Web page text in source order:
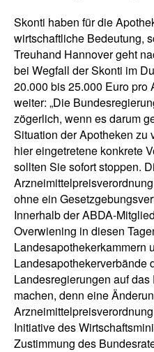
Skonti haben für die
wirtschaftliche Bedeutung,
Treuhand Hannover geht
bei Wegfall der Skonti im
20.000 bis 25.000 Euro pro
weiter: „Die
zögerlich, wenn es darum
Situation der Apotheken zu
hier eingetretene konkrete
sollten Sie sofort stoppen.
ohne ein
Innerhalb der ABDA-
Overwiening in diesen
Landesapothekerkammern
Landesapothekerverbände
Landesregierungen auf
machen, denn eine
Initiative des
Zustimmung des